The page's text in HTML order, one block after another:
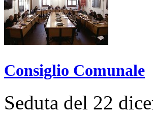
Consiglio Comunale
Seduta del 22